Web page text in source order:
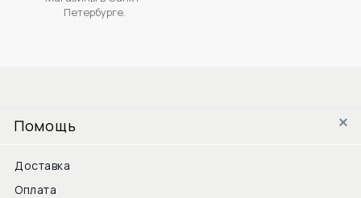
Петербурге.
Помощь
Доставка
Оплата